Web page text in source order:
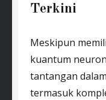
Terkini
Meskipun
kuantum
tantangan
termasuk